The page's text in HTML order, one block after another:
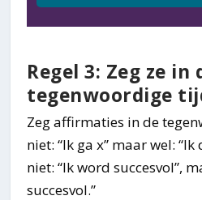
Regel 3: Zeg ze in
tegenwoordige
Zeg affirmaties in de
niet: “Ik ga x” maar wel: “Ik
niet: “Ik word succesvol”,
succesvol.”